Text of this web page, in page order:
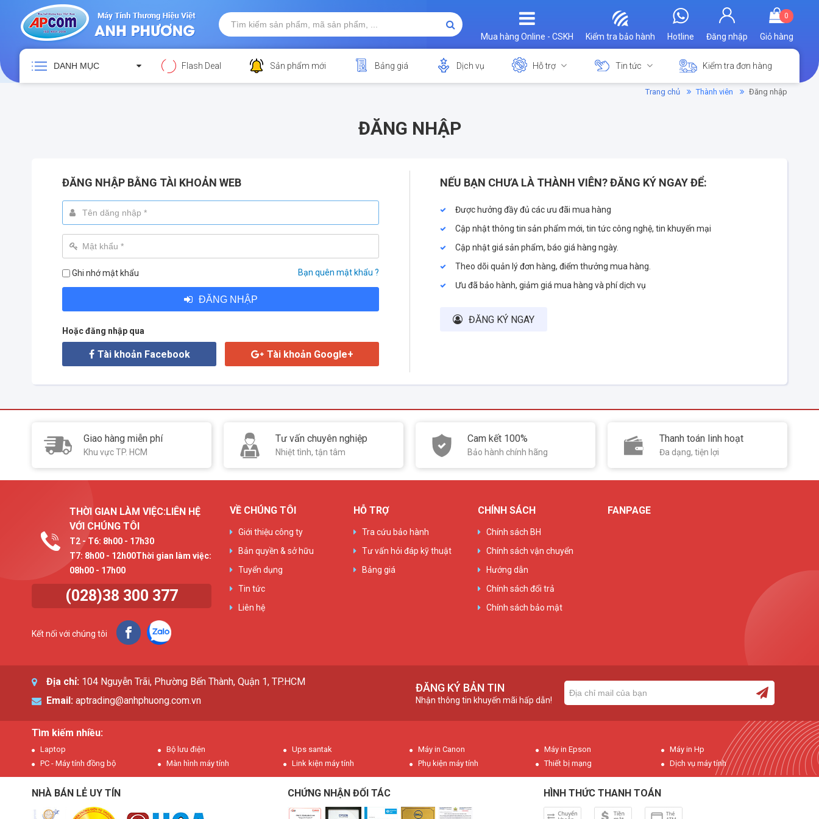
0
Giỏ hàng
Đăng nhập
Hotline
Kiểm tra bảo hành
Mua hàng Online - CSKH
DANH MỤC Flash Deal Sản phẩm mới Bảng giá Dịch vụ Hỗ trợ Tin tức Kiểm tra đơn hàng
Trang chủ Thành viên Đăng nhập
ĐĂNG NHẬP
ĐĂNG NHẬP BẰNG TÀI KHOẢN WEB
Ghi nhớ mật khẩu Bạn quên mật khẩu ?
ĐĂNG NHẬP
Hoặc đăng nhập qua
Tài khoản Facebook Tài khoản Google+
NẾU BẠN CHƯA LÀ THÀNH VIÊN? ĐĂNG KÝ NGAY ĐỂ:
Được hưởng đầy đủ các ưu đãi mua hàng
Cập nhật thông tin sản phẩm mới, tin tức công nghệ, tin khuyến mại
Cập nhật giá sản phẩm, báo giá hàng ngày.
Theo dõi quản lý đơn hàng, điểm thưởng mua hàng.
Ưu đã bảo hành, giảm giá mua hàng và phí dịch vụ
ĐĂNG KÝ NGAY
Giao hàng miễn phí
Khu vực TP. HCM
Tư vấn chuyên nghiệp
Nhiệt tình, tận tâm
Cam kết 100%
Bảo hành chính hãng
Thanh toán linh hoạt
Đa dạng, tiện lợi
THỜI GIAN LÀM VIỆC:LIÊN HỆ
VỚI CHÚNG TÔI
T2 - T6: 8h00 - 17h30
T7: 8h00 - 12h00Thời gian làm việc:
08h00 - 17h00
(028)38 300 377
Kết nối với chúng tôi
VỀ CHÚNG TÔI
Giới thiệu công ty
Bản quyền & sở hữu
Tuyển dụng
Tin tức
Liên hệ
HỖ TRỢ
Tra cứu bảo hành
Tư vấn hỏi đáp kỹ thuật
Bảng giá
CHÍNH SÁCH
Chính sách BH
Chính sách vận chuyển
Hướng dẫn
Chính sách đổi trả
Chính sách bảo mật
FANPAGE
Địa chỉ: 104 Nguyễn Trãi, Phường Bến Thành, Quận 1, TP.HCM
Email: aptrading@anhphuong.com.vn
ĐĂNG KÝ BẢN TIN
Nhận thông tin khuyến mãi hấp dẫn!
Tìm kiếm nhiều:
Laptop Bộ lưu điện Ups santak Máy in Canon Máy in Epson
Máy in Hp
PC - Máy tính đồng bộ
Màn hình máy tính Link kiện máy tính Phụ kiện máy tính Thiết bị mạng Dịch vụ máy tính
NHÀ BÁN LẺ UY TÍN CHỨNG NHẬN ĐỐI TÁC HÌNH THỨC THANH TOÁN